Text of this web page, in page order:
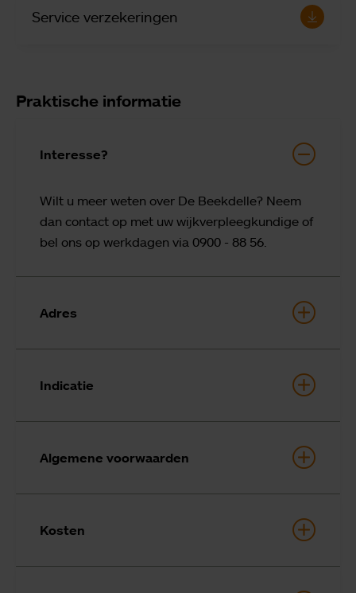
Service verzekeringen
Praktische informatie
Interesse?
Wilt u meer weten over De Beekdelle? Neem
dan contact op met uw wijkverpleegkundige of
bel ons op werkdagen via 0900 - 88 56.
Adres
Indicatie
Algemene voorwaarden
Kosten